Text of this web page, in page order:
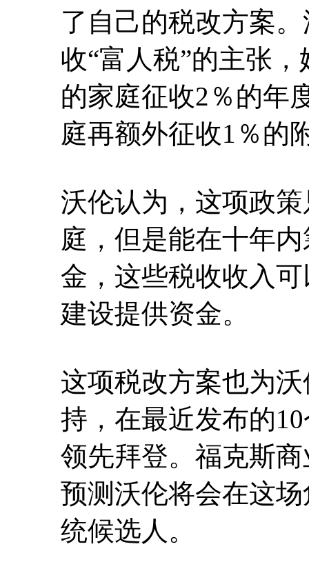
了自己的税改方案
收“富人税”的主张
的家庭征收2％的年
庭再额外征收1％的
沃伦认为，这项政
庭，但是能在十年
金，这些税收收入
建设提供资金。
这项税改方案也为
持，在最近发布的
领先拜登。福克斯
预测沃伦将会在这
统候选人。